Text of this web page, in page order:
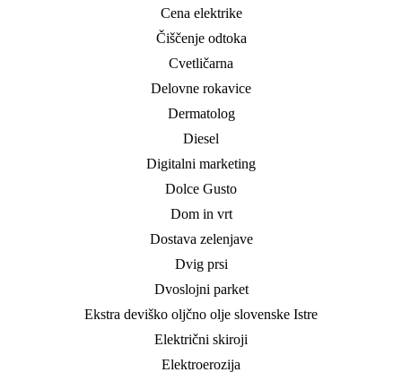
Cena elektrike
Čiščenje odtoka
Cvetličarna
Delovne rokavice
Dermatolog
Diesel
Digitalni marketing
Dolce Gusto
Dom in vrt
Dostava zelenjave
Dvig prsi
Dvoslojni parket
Ekstra deviško oljčno olje slovenske Istre
Električni skiroji
Elektroerozija